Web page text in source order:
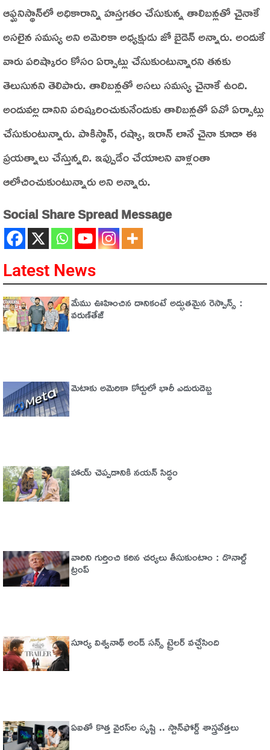
ఆఫ్ఘనిస్థాన్‌లో అధికారాన్ని హస్తగతం చేసుకున్న తాలిబన్లతో చైనాకే
అసలైన సమస్య అని అమెరికా అధ్యక్షుడు జో బైడెన్‌ అన్నారు. అందుకే
వారు పరిష్కారం కోసం ఏర్పాట్లు చేసుకుంటున్నారని తనకు
తెలుసునని తెలిపారు. తాలిబన్లతో అసలు సమస్య చైనాకే ఉంది.
అందువల్ల దానిని పరిష్కరించుకునేందుకు తాలిబన్లతో ఏవో ఏర్పాట్లు
చేసుకుంటున్నారు. పాకిస్థాన్‌, రష్యా, ఇరాన్‌ లానే చైనా కూడా ఈ
ప్రయత్నాలు చేస్తున్నది. ఇప్పుడేం చేయాలని వాళ్లంతా
ఆలోచించుకుంటున్నారు అని అన్నారు.
Social Share Spread Message
Latest News
మేము ఊహించిన దానికంటే అద్భుతమైన రెస్పాన్స్ :
వరుణ్‌తేజ్‌
మెటాకు అమెరికా కోర్టులో భారీ ఎదురుదెబ్బ
హాయ్ చెప్పడానికి నయన్ సిద్ధం
వారిని గుర్తించి కఠిన చర్యలు తీసుకుంటాం : డొనాల్డ్
ట్రంప్
సూర్య విశ్వనాథ్ అండ్ సన్స్ ట్రైలర్ వచ్చేసింది
ఏఐతో కొత్త వైరస్‌ల సృష్టి .. స్టాన్‌ఫోర్డ్‌ శాస్త్రవేత్తలు